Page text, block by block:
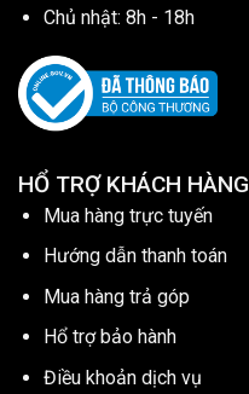
Chủ nhật: 8h - 18h
HỔ TRỢ KHÁCH HÀNG
Mua hàng trực tuyến
Hướng dẫn thanh toán
Mua hàng trả góp
Hổ trợ bảo hành
Điều khoản dịch vụ